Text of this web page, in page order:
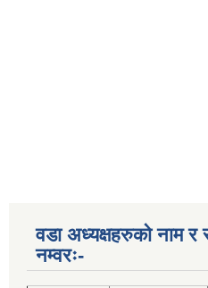
वडा अध्यक्षहरुको नाम र
नम्वरः-